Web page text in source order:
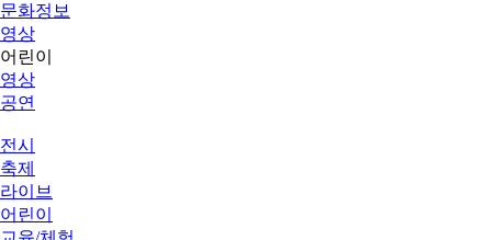
문화정보
영상
어린이
영상
공연
전시
축제
라이브
어린이